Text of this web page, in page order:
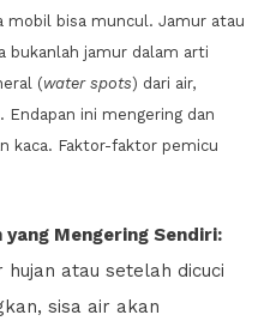
mobil bisa muncul. Jamur atau
bukanlah jamur dalam arti
(water spots) dari air,
ini mengering dan
kaca. Faktor-faktor pemicu
Mengering Sendiri:
atau setelah dicuci
sisa air akan